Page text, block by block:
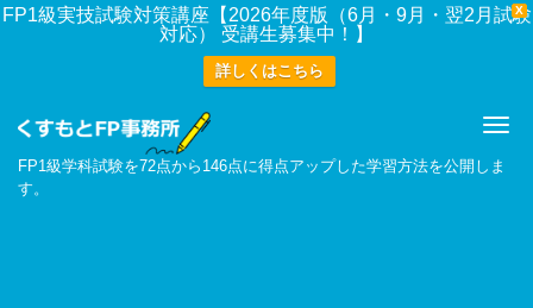
X
FP1級実技試験対策講座【2026年度版（6月・9月・翌2月試験
対応） 受講生募集中！】
詳しくはこちら
FP1級学科試験を72点から146点に得点アップした学習方法を公開しま
す。